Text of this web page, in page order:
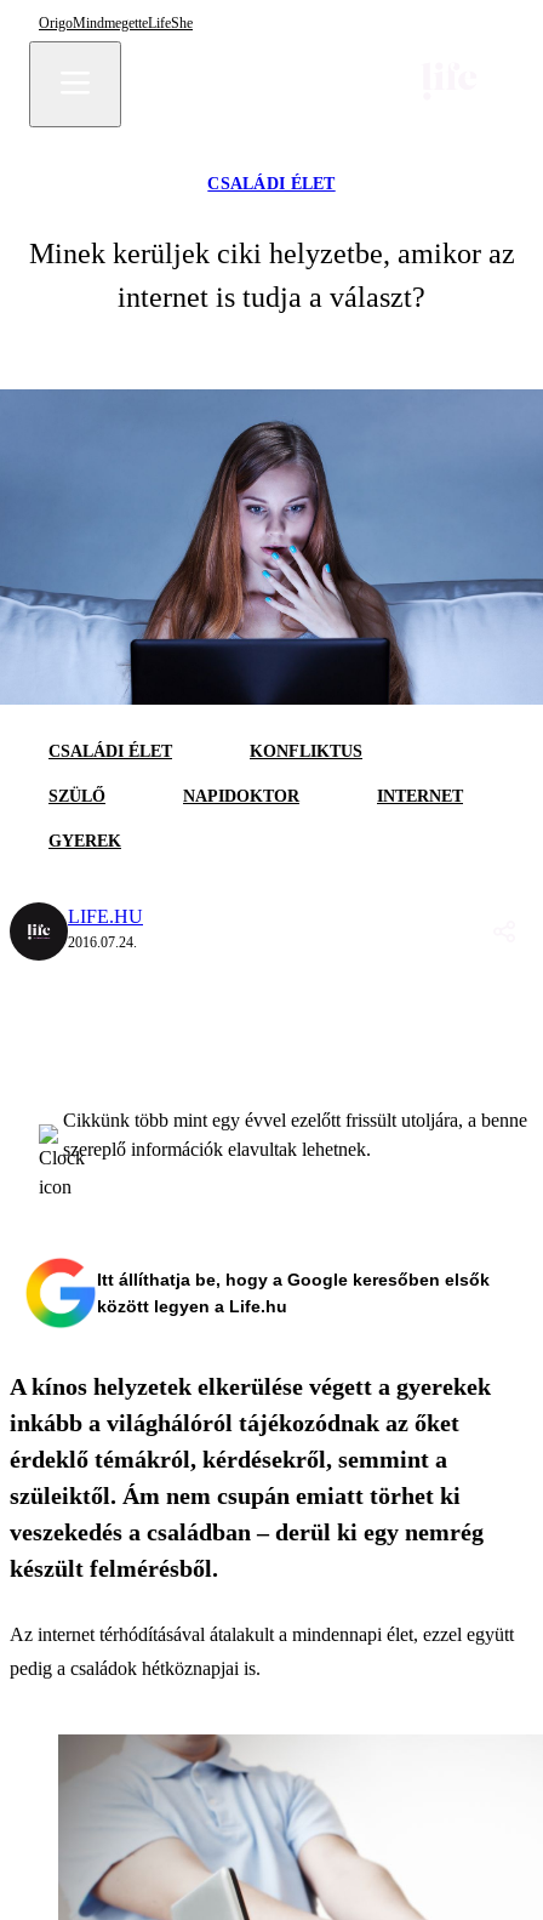
OrigoMindmegetteLifeShe
CSALÁDI ÉLET
Minek kerüljek ciki helyzetbe, amikor az
internet is tudja a választ?
CSALÁDI ÉLET KONFLIKTUS
SZÜLŐ NAPIDOKTOR INTERNET
GYEREK
LIFE.HU
2016.07.24.
Cikkünk több mint egy évvel ezelőtt frissült utoljára, a benne
szereplő információk elavultak lehetnek.
Itt állíthatja be, hogy a Google keresőben elsők
között legyen a Life.hu
A kínos helyzetek elkerülése végett a gyerekek
inkább a világhálóról tájékozódnak az őket
érdeklő témákról, kérdésekről, semmint a
szüleiktől. Ám nem csupán emiatt törhet ki
veszekedés a családban – derül ki egy nemrég
készült felmérésből.
Az internet térhódításával átalakult a mindennapi élet, ezzel együtt
pedig a családok hétköznapjai is.